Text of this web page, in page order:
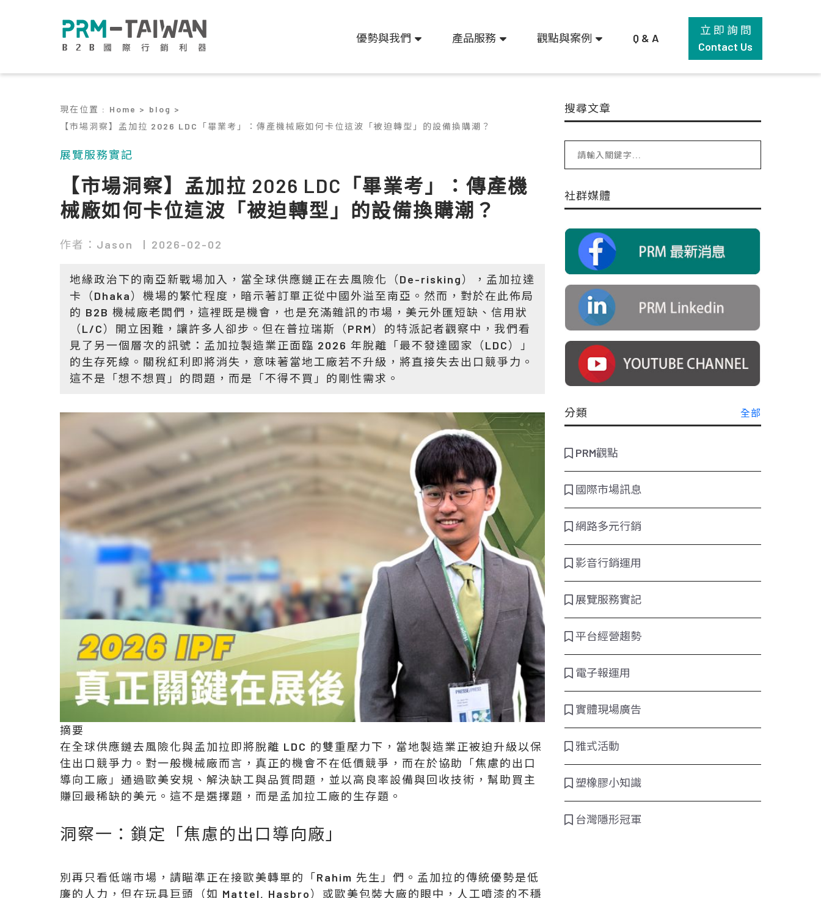
優勢與我們 產品服務 觀點與案例 Q & A
立 即 詢 問
Contact Us
現在位置 : Home > blog >
【市場洞察】孟加拉 2026 LDC「畢業考」：傳產機械廠如何卡位這波「被迫轉型」的設備換購潮？
展覽服務實記
【市場洞察】孟加拉 2026 LDC「畢業考」：傳產機
械廠如何卡位這波「被迫轉型」的設備換購潮？
作者：Jason 2026-02-02
地緣政治下的南亞新戰場加入，當全球供應鏈正在去風險化（De-risking），孟加拉達
卡（Dhaka）機場的繁忙程度，暗示著訂單正從中國外溢至南亞。然而，對於在此佈局
的 B2B 機械廠老闆們，這裡既是機會，也是充滿雜訊的市場，美元外匯短缺、信用狀
（L/C）開立困難，讓許多人卻步。但在普拉瑞斯（PRM）的特派記者觀察中，我們看
見了另一個層次的訊號：孟加拉製造業正面臨 2026 年脫離「最不發達國家（LDC）」
的生存死線。關稅紅利即將消失，意味著當地工廠若不升級，將直接失去出口競爭力。
這不是「想不想買」的問題，而是「不得不買」的剛性需求。
摘要
在全球供應鏈去風險化與孟加拉即將脫離 LDC 的雙重壓力下，當地製造業正被迫升級以保
住出口競爭力。對一般機械廠而言， 真正的機會不在低價競爭 ，而在於協助「焦慮的出口
導向工廠」通過歐美安規、解決缺工與品質問題，並以高良率設備與回收技術，幫助買主
賺回最稀缺的美元。這不是選擇題，而是孟加拉工廠的生存題。
洞察一：鎖定「焦慮的出口導向廠」
別再只看低端市場，請瞄準正在接歐美轉單的「Rahim 先生」們。孟加拉的傳統優勢是低
廉的人力，但在玩具巨頭（如 Mattel, Hasbro）或歐美包裝大廠的眼中，人工噴漆的不穩
搜尋文章
社群媒體
分類 全部
PRM觀點
國際市場訊息
網路多元行銷
影音行銷運用
展覽服務實記
平台經營趨勢
電子報運用
實體現場廣告
雅式活動
塑橡膠小知識
台灣隱形冠軍